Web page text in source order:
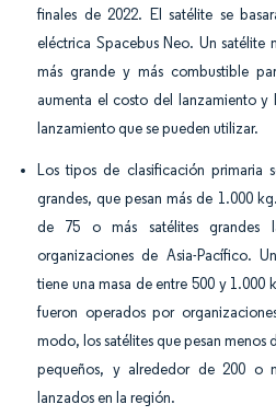
finales de 2022. El satélite se
eléctrica Spacebus Neo. Un satélite
más grande y más combustible
aumenta el costo del lanzamiento
lanzamiento que se pueden utilizar.
Los tipos de clasificación primaria
grandes, que pesan más de 1.000
de 75 o más satélites grandes
organizaciones de Asia-Pacífico.
tiene una masa de entre 500 y 1.000
fueron operados por
modo, los satélites que pesan menos
pequeños, y alrededor de 200 o
lanzados en la región.